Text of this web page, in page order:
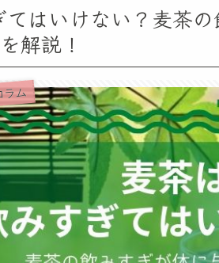
てはいけない？麦茶
解説！
ム